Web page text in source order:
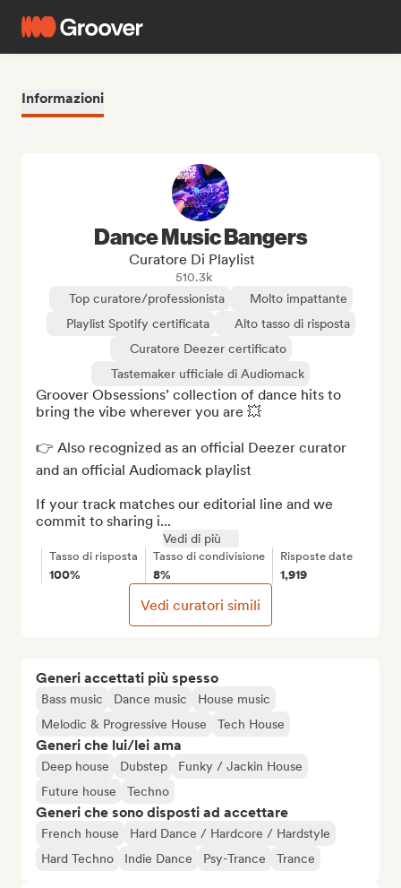
Informazioni
Generi accettati più spesso
Bass music Dance music
House music
Melodic & Progressive House
Tech House
Generi che lui/lei ama
Deep house Dubstep
Funky / Jackin House
Future house
Techno
Generi che sono disposti ad accettare
French house
Hard Dance / Hardcore / Hardstyle
Hard Techno
Indie Dance Psy-Trance Trance
Dance Music Bangers
Curatore Di Playlist
510.3k
Top curatore/professionista
Molto impattante
Playlist Spotify certificata
Alto tasso di risposta
Curatore Deezer certificato
Tastemaker ufficiale di Audiomack
Groover Obsessions’ collection of dance hits to
bring the vibe wherever you are 💥
👉 Also recognized as an official Deezer curator
and an official Audiomack playlist
If your track matches our editorial line and we
commit to sharing i...
Vedi di più
Tasso di risposta
100%
Tasso di condivisione
8%
Risposte date
1,919
Vedi curatori simili